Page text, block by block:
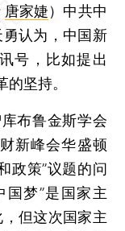
唐家婕） 中共中
认为，中国新
号，比如提出
坚持。
布鲁金斯学会
新峰会华盛顿
政策”议题的问
国梦”是国家主
但这次国家主